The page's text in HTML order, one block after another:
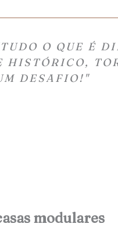
O QUE É
HISTÓRICO,
DESAFIO!"
modulares